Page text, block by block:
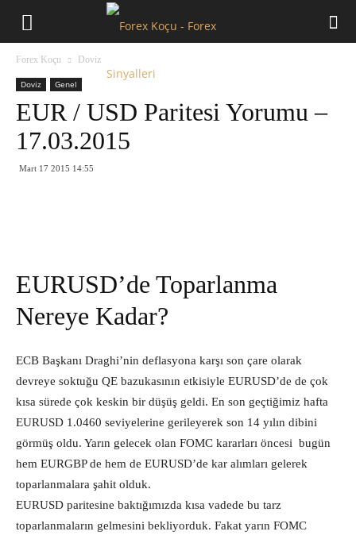
Forex Koçu Doviz
Doviz Genel
EUR / USD Paritesi Yorumu –
17.03.2015
Mart 17 2015 14:55
EURUSD’de Toparlanma
Nereye Kadar?
ECB Başkanı Draghi’nin deflasyona karşı son çare olarak
devreye soktuğu QE bazukasının etkisiyle EURUSD’de de çok
kısa sürede çok keskin bir düşüş geldi. En son geçtiğimiz hafta
EURUSD 1.0460 seviyelerine gerileyerek son 14 yılın dibini
görmüş oldu. Yarın gelecek olan FOMC kararları öncesi bugün
hem EURGBP de hem de EURUSD’de kar alımları gelerek
toparlanmalara şahit olduk.
EURUSD paritesine baktığımızda kısa vadede bu tarz
toparlanmaların gelmesini bekliyorduk. Fakat yarın FOMC